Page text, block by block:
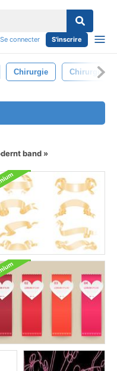
Se connecter S'inscrire
Chirurgie Chirurgien
band